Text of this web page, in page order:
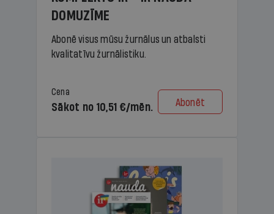
DOMUZĪME
Abonē visus mūsu žurnālus un atbalsti
kvalitatīvu žurnālistiku.
Cena
Sākot no 10,51 €/mēn. Abonēt